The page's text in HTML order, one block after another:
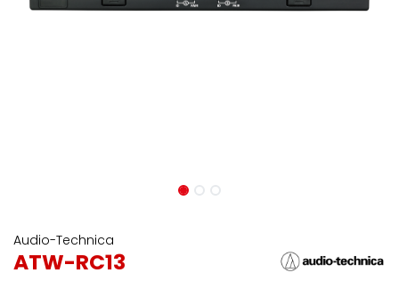
Audio-Technica
ATW-RC13